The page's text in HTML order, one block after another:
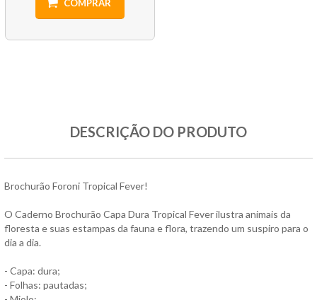
COMPRAR
DESCRIÇÃO DO PRODUTO
Brochurão Foroni Tropical Fever!
O Caderno Brochurão Capa Dura Tropical Fever ilustra animais da
floresta e suas estampas da fauna e flora, trazendo um suspiro para o
dia a dia.
- Capa: dura;
- Folhas: pautadas;